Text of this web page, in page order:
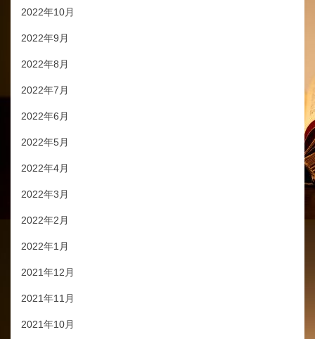
2022年10月
2022年9月
2022年8月
2022年7月
2022年6月
2022年5月
2022年4月
2022年3月
2022年2月
2022年1月
2021年12月
2021年11月
2021年10月